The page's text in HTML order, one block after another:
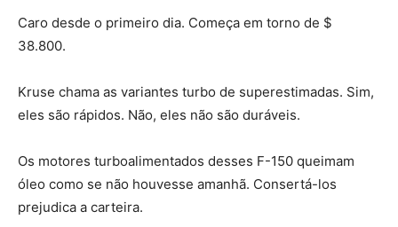
Caro desde o primeiro dia. Começa em torno de $
38.800.
Kruse chama as variantes turbo de superestimadas. Sim,
eles são rápidos. Não, eles não são duráveis.
Os motores turboalimentados desses F-150 queimam
óleo como se não houvesse amanhã. Consertá-los
prejudica a carteira.